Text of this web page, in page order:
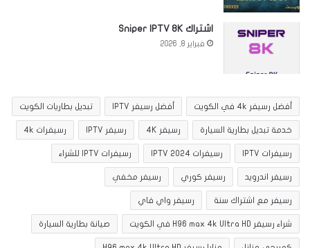
اشتراك Sniper IPTV 8K
فبراير 8, 2026
أفضل رسيفر 4k في الكويت أفضل رسيفر IPTV تبديل بطاريات الكويت
خدمة تبديل بطارية السيارة رسيفر 4K رسيفر IPTV رسيفرات 4k
رسيفرات IPTV رسيفرات IPTV 2024 رسيفرات IPTV للشراء
رسيفر اندرويد رسيفر كوري رسيفر مخفي
رسيفر مع اشتراك سنة رسيفر واي فاي
شراء رسيفر H96 max 4k Ultra HD في الكويت صيانة بطارية السيارة